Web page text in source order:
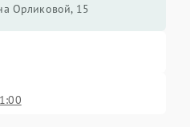
Орликовой, 15